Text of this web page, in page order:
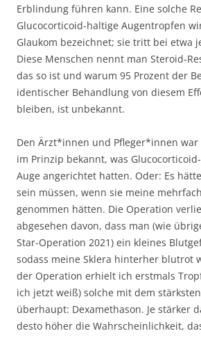
Erblindung führen kann. Eine solche
Glucocorticoid-haltige Augentropfen
Glaukom bezeichnet; sie tritt bei etwa
Diese Menschen nennt man Steroid-
das so ist und warum 95 Prozent der
identischer Behandlung von diesem
bleiben, ist unbekannt.
Den Ärzt*innen und Pfleger*innen war
im Prinzip bekannt, was
Auge angerichtet hatten. Oder: Es
sein müssen, wenn sie meine
genommen hätten. Die Operation
abgesehen davon, dass man (wie
Star-Operation 2021) ein kleines
sodass meine Sklera hinterher blutrot
der Operation erhielt ich erstmals
ich jetzt weiß) solche mit dem
überhaupt: Dexamethason. Je stärker
desto höher die Wahrscheinlichkeit,